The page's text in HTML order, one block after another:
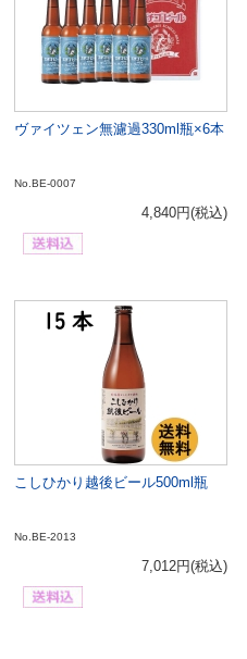
ヴァイツェン無濾過330ml瓶×6本
No.BE-0007
4,840円(税込)
こしひかり越後ビール500ml瓶
No.BE-2013
7,012円(税込)